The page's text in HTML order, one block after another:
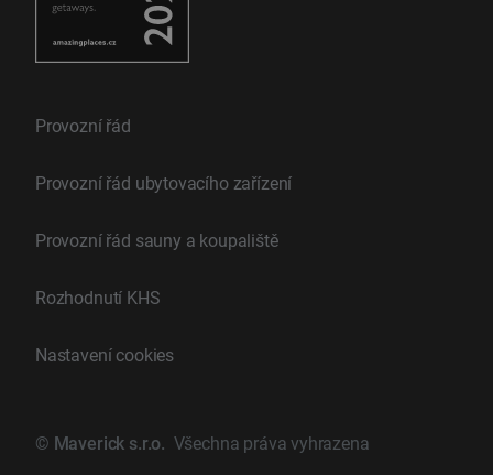
Provozní řád
Provozní řád ubytovacího zařízení
Provozní řád sauny a koupaliště
Rozhodnutí KHS
Nastavení cookies
© Maverick s.r.o. Všechna práva vyhrazena